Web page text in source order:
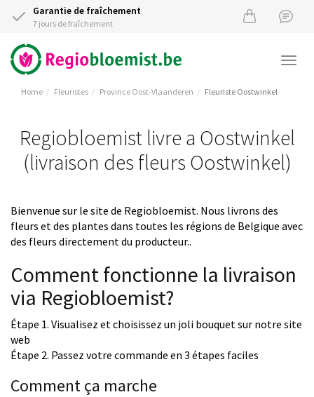
Garantie de fraîchement
7 jours de fraîchement
Home Fleuristes Province Oost-Vlaanderen Fleuriste Oostwinkel
Regiobloemist livre a Oostwinkel
(livraison des fleurs Oostwinkel)
Bienvenue sur le site de Regiobloemist. Nous livrons des
fleurs et des plantes dans toutes les régions de Belgique avec
des fleurs directement du producteur..
Comment fonctionne la livraison
via Regiobloemist?
Étape 1. Visualisez et choisissez un joli bouquet sur notre site
web
Étape 2. Passez votre commande en 3 étapes faciles
Comment ça marche